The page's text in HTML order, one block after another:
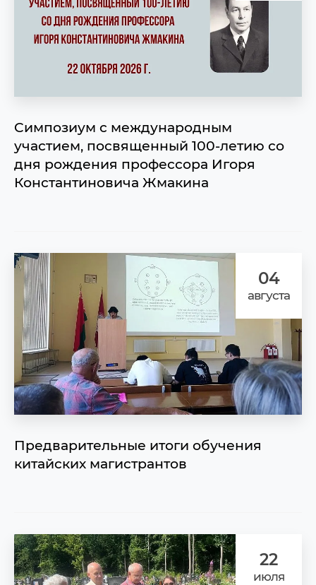
Cимпозиум с международным
участием, посвященный 100-летию со
дня рождения профессора Игоря
Константиновича Жмакина
04
августа
Предварительные итоги обучения
китайских магистрантов
22
июля